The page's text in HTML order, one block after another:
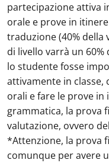
partecipazione attiva
orale e prove in
traduzione (40% della
di livello varrà un
lo studente fosse
attivamente in classe,
orali e fare le prove
grammatica, la prova
valutazione, ovvero
*Attenzione, la prova
comunque per avere